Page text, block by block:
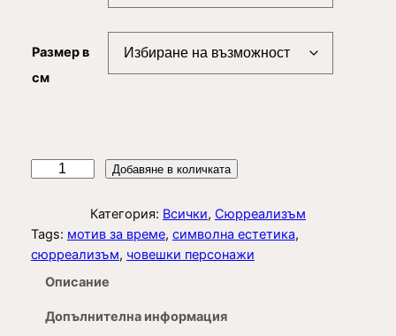
e
2
0
0
€
t
r
Размер в
см
и
ч
Добавяне в количката
Категория: Всички, Сюрреализъм
Tags: мотив за време, символна естетика
сюрреализъм, човешки персонажи
Описание
Допълнителна информация